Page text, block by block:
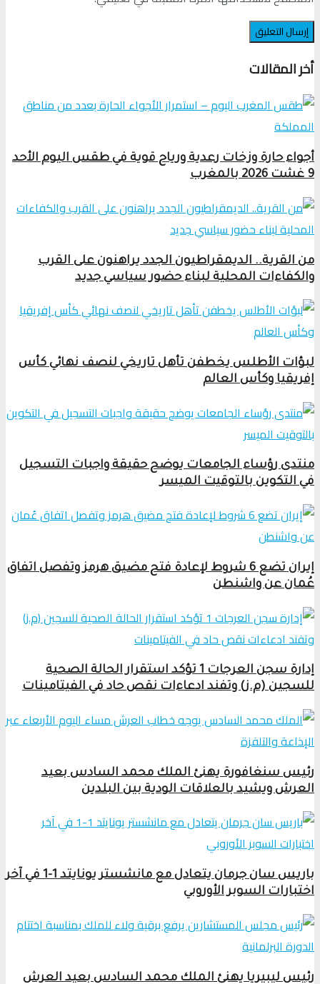
أخر المقالات
أجواء حارة وزخات رعدية ورياح قوية في طقس اليوم الأحد
9 غشت 2026 بالمغرب
من القرية.. الديمقراطيون الجدد يراهنون على القرب
والكفاءات المحلية لبناء حضور سياسي جديد
لبؤات الأطلس يخطفن تأهل تاريخي لنصف نهائي كأس
إفريقيا وكأس العالم
منتدى رؤساء الجامعات يوضح حقيقة واجبات التسجيل
في التكوين بالتوقيت الميسر
إيران تضع 6 شروط لإعادة فتح مضيق هرمز وتفصل اتفاق
عُمان عن واشنطن
إدارة سجن العرجات 1 تؤكد استقرار الحالة الصحية
للسجين (م.ز) وتفند ادعاءات نقص حاد في الفيتامينات
رئيس سنغافورة يهنئ الملك محمد السادس بعيد
العرش ويشيد بالعلاقات الودية بين البلدين
باريس سان جرمان يتعادل مع مانشستر يونايتد 1-1 في آخر
اختبارات السوبر الأوروبي
رئيس ليبيريا يهنئ الملك محمد السادس بعيد العرش